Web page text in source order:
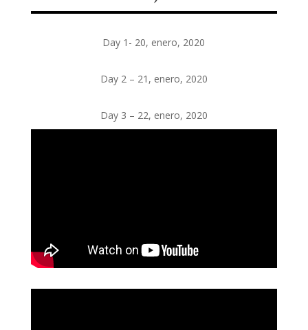
Day 1- 20, enero, 2020
Day 2 – 21, enero, 2020
Day 3 – 22, enero, 2020